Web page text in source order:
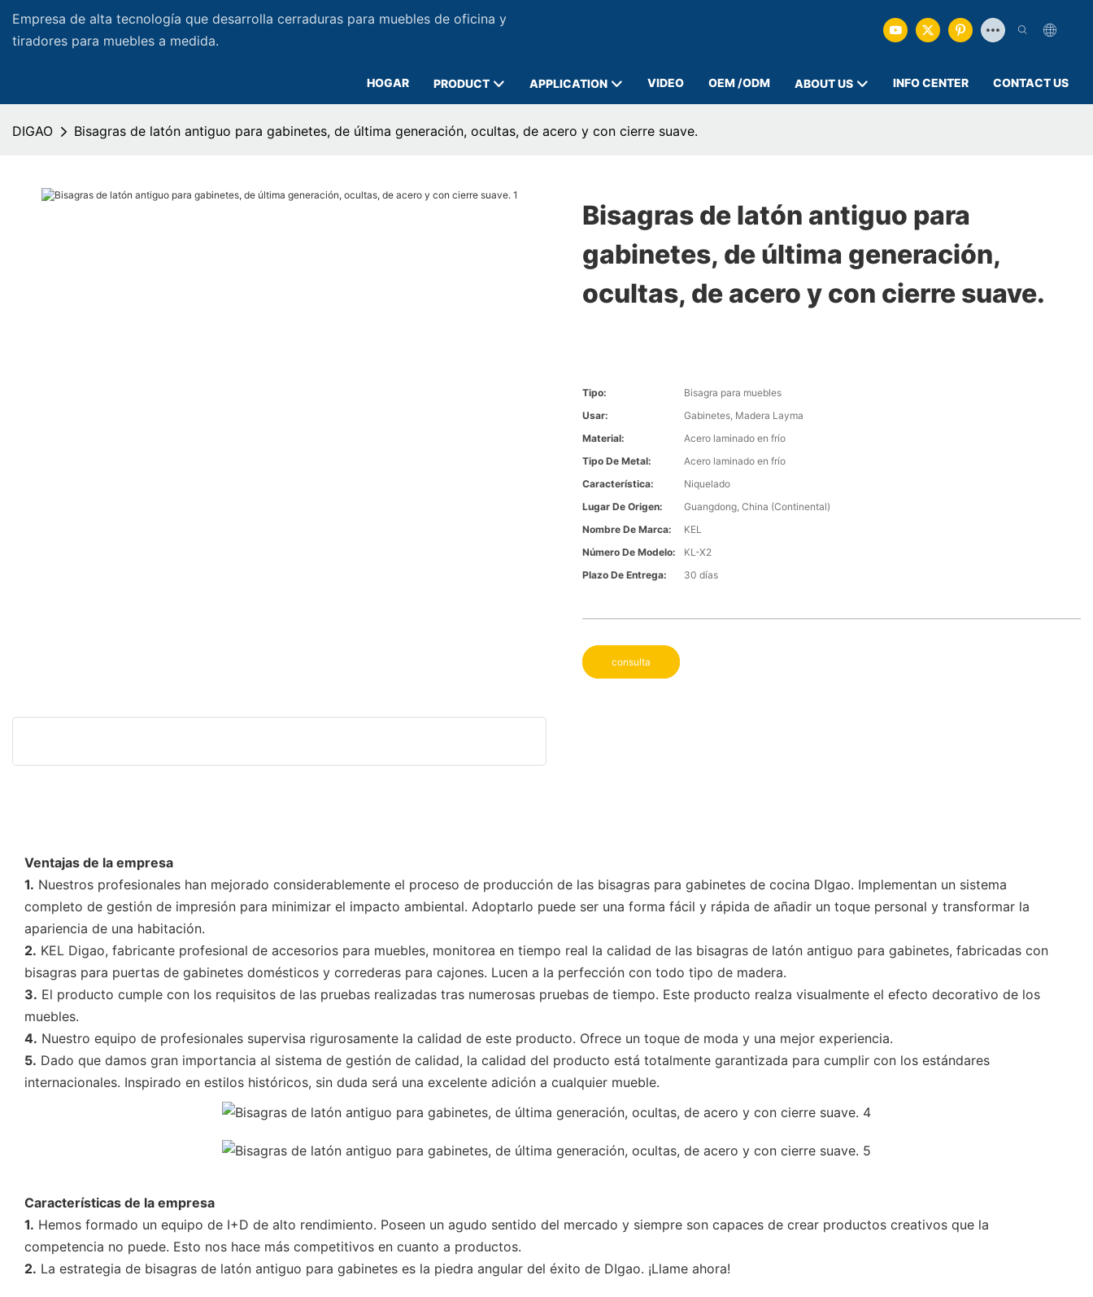
Empresa de alta tecnología que desarrolla cerraduras para muebles de oficina y
tiradores para muebles a medida.
HOGAR PRODUCT APPLICATION VIDEO OEM /ODM ABOUT US INFO CENTER CONTACT US
DIGAO Bisagras de latón antiguo para gabinetes, de última generación, ocultas, de acero y con cierre suave.
Bisagras de latón antiguo para
gabinetes, de última generación,
ocultas, de acero y con cierre suave.
Tipo:
Bisagra para muebles
Usar:
Gabinetes, Madera Layma
Material:
Acero laminado en frío
Tipo De Metal:
Acero laminado en frío
Característica:
Niquelado
Lugar De Origen:
Guangdong, China (Continental)
Nombre De Marca:
KEL
Número De Modelo:
KL-X2
Plazo De Entrega:
30 días
consulta
Ventajas de la empresa
1. Nuestros profesionales han mejorado considerablemente el proceso de producción de las bisagras para gabinetes de cocina DIgao. Implementan un sistema
completo de gestión de impresión para minimizar el impacto ambiental. Adoptarlo puede ser una forma fácil y rápida de añadir un toque personal y transformar la
apariencia de una habitación.
2. KEL Digao, fabricante profesional de accesorios para muebles, monitorea en tiempo real la calidad de las bisagras de latón antiguo para gabinetes, fabricadas con
bisagras para puertas de gabinetes domésticos y correderas para cajones. Lucen a la perfección con todo tipo de madera.
3. El producto cumple con los requisitos de las pruebas realizadas tras numerosas pruebas de tiempo. Este producto realza visualmente el efecto decorativo de los
muebles.
4. Nuestro equipo de profesionales supervisa rigurosamente la calidad de este producto. Ofrece un toque de moda y una mejor experiencia.
5. Dado que damos gran importancia al sistema de gestión de calidad, la calidad del producto está totalmente garantizada para cumplir con los estándares
internacionales. Inspirado en estilos históricos, sin duda será una excelente adición a cualquier mueble.
Características de la empresa
1. Hemos formado un equipo de I+D de alto rendimiento. Poseen un agudo sentido del mercado y siempre son capaces de crear productos creativos que la
competencia no puede. Esto nos hace más competitivos en cuanto a productos.
2. La estrategia de bisagras de latón antiguo para gabinetes es la piedra angular del éxito de DIgao. ¡Llame ahora!